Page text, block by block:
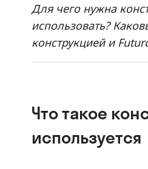
Для чего нужна
использовать?
конструкцией и
Что такое
используется